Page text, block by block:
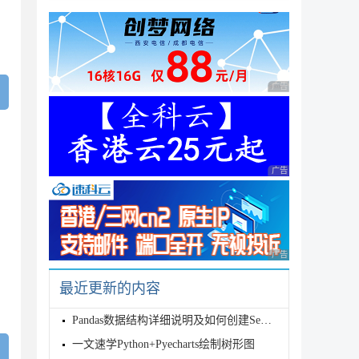
广告 商业广告，理性
广告 商业广告，理性
广告 商业广告，理性
最近更新的内容
Pandas数据结构详细说明及如何创建Series，DataFrame对象方
一文速学Python+Pyecharts绘制树形图